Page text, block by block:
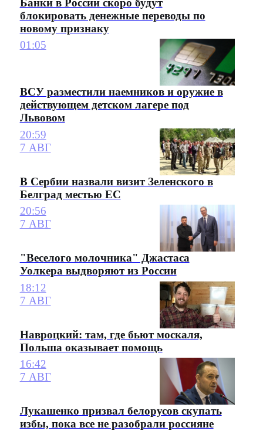
Банки в России скоро будут
блокировать денежные переводы по
новому признаку
01:05
ВСУ разместили наемников и оружие в
действующем детском лагере под
Львовом
20:59
7 АВГ
В Сербии назвали визит Зеленского в
Белград местью ЕС
20:56
7 АВГ
"Веселого молочника" Джастаса
Уолкера выдворяют из России
18:12
7 АВГ
Навроцкий: там, где бьют москаля,
Польша оказывает помощь
16:42
7 АВГ
Лукашенко призвал белорусов скупать
избы, пока все не разобрали россияне